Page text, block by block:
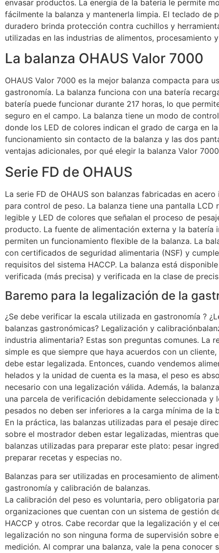
envasar productos. La energía de la batería le permite
fácilmente la balanza y mantenerla limpia. El teclado de
duradero brinda protección contra cuchillos y
utilizadas en las industrias de alimentos, procesamiento
La balanza OHAUS Valor 7000
OHAUS Valor 7000 es la mejor balanza compacta para
gastronomía. La balanza funciona con una batería
batería puede funcionar durante 217 horas, lo que
seguro en el campo. La balanza tiene un modo de
donde los LED de colores indican el grado de carga en
funcionamiento sin contacto de la balanza y las dos
ventajas adicionales, por qué elegir la balanza Valor
Serie FD de OHAUS
La serie FD de OHAUS son balanzas fabricadas en
para control de peso. La balanza tiene una pantalla LCD
legible y LED de colores que señalan el proceso de
producto. La fuente de alimentación externa y la batería
permiten un funcionamiento flexible de la balanza. La
con certificados de seguridad alimentaria (NSF) y
requisitos del sistema HACCP. La balanza está
verificada (más precisa) y verificada en la clase de
Baremo para la legalización de la
¿Se debe verificar la escala utilizada en gastronomía ?
balanzas gastronómicas? Legalización y
industria alimentaria? Estas son preguntas comunes. La
simple es que siempre que haya acuerdos con un
debe estar legalizada. Entonces, cuando vendemos
helados y la unidad de cuenta es la masa, el peso es
necesario con una legalización válida. Además, la
una parcela de verificación debidamente seleccionada y
pesados ​​no deben ser inferiores a la carga mínima de la
En la práctica, las balanzas utilizadas para el pesaje
sobre el mostrador deben estar legalizadas, mientras
balanzas utilizadas para preparar este plato: pesar
preparar recetas y especias no.
Balanzas para ser utilizadas en procesamiento de
gastronomía y calibración de balanzas.
La calibración del peso es voluntaria, pero obligatoria
organizaciones que cuentan con un sistema de gestión
HACCP y otros. Cabe recordar que la legalización y el
legalización no son ninguna forma de supervisión sobre
medición. Al comprar una balanza, vale la pena conocer